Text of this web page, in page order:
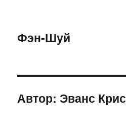
Фэн-Шуй
Автор:Эванс Крис